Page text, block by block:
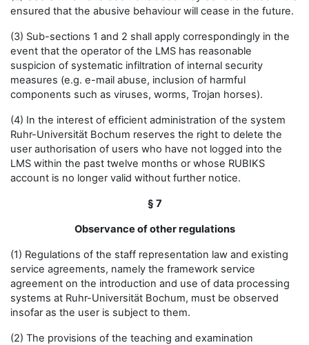
ensured that the abusive behaviour will cease in the future.
(3) Sub-sections 1 and 2 shall apply correspondingly in the
event that the operator of the LMS has reasonable
suspicion of systematic infiltration of internal security
measures (e.g. e-mail abuse, inclusion of harmful
components such as viruses, worms, Trojan horses).
(4) In the interest of efficient administration of the system
Ruhr-Universität Bochum reserves the right to delete the
user authorisation of users who have not logged into the
LMS within the past twelve months or whose RUBIKS
account is no longer valid without further notice.
§ 7
Observance of other regulations
(1) Regulations of the staff representation law and existing
service agreements, namely the framework service
agreement on the introduction and use of data processing
systems at Ruhr-Universität Bochum, must be observed
insofar as the user is subject to them.
(2) The provisions of the teaching and examination